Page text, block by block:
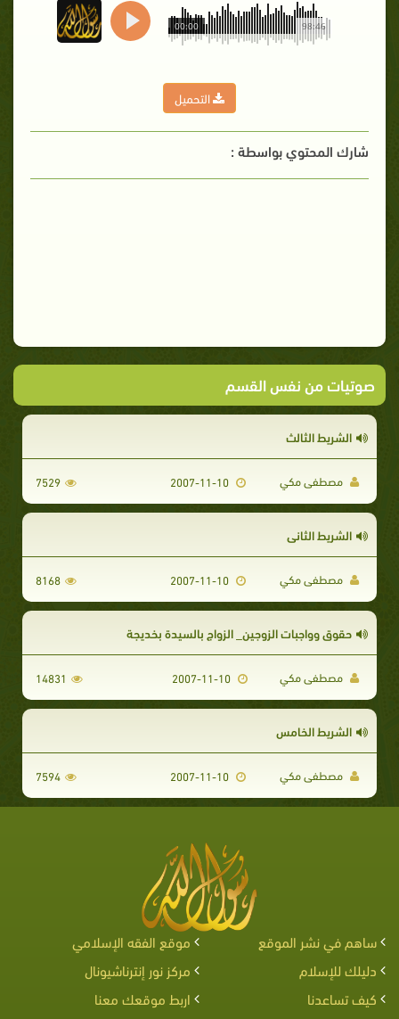
98:46
00:00
التحميل
شارك المحتوي بواسطة :
صوتيات من نفس القسم
الشريط الثالث
مصطفى مكي 2007-11-10
7529
الشريط الثاني
مصطفى مكي 2007-11-10
8168
حقوق وواجبات الزوجين_ الزواج بالسيدة بخديجة
مصطفى مكي 2007-11-10
14831
الشريط الخامس
مصطفى مكي 2007-11-10
7594
ساهم في نشر الموقع
موقع الفقه الإسلامي
دليلك للإسلام
مركز نور إنترناشيونال
كيف تساعدنا
اربط موقعك معنا